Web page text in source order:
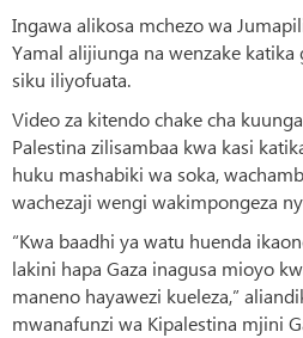
Ingawa alikosa mchezo wa
Yamal alijiunga na wenzake
siku iliyofuata.
Video za kitendo chake cha
Palestina zilisambaa kwa kasi
huku mashabiki wa soka,
wachezaji wengi wakimpongeza
“Kwa baadhi ya watu huenda
lakini hapa Gaza inagusa mioyo
maneno hayawezi kueleza,”
mwanafunzi wa Kipalestina mjini